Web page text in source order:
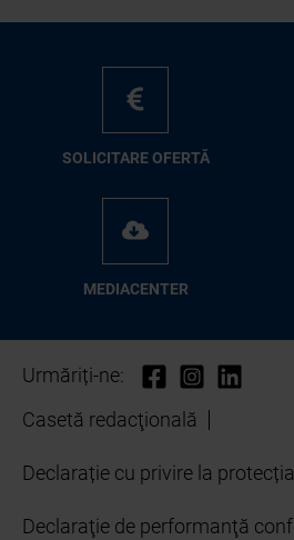
SO­LI­CI­TA­RE OFER­TĂ
ME­D­IA­CEN­TER
Urmăriți-ne:
Casetă redacţională
Declarație cu privire la
Declaraţie de performanţă